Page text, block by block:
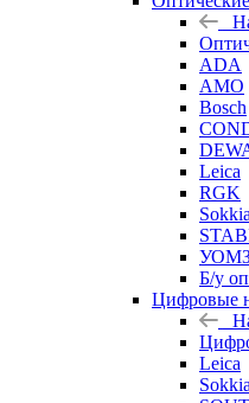
ADA
AMO
Bosch
Leica
RGK
Sokkia
Б/у
Цифровые
Leica
Sokkia